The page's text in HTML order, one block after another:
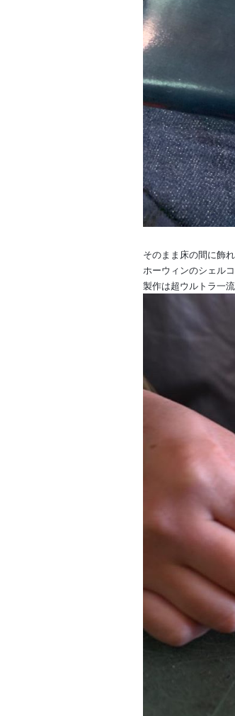
そのまま床の間に飾
ホーウィンのシェル
製作は超ウルトラ一